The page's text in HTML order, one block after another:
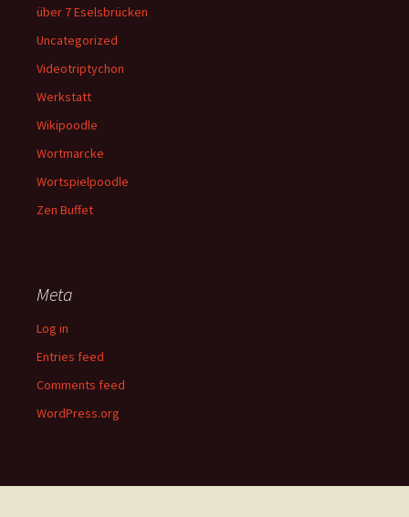
über 7 Eselsbrücken
Uncategorized
Videotriptychon
Werkstatt
Wikipoodle
Wortmarcke
Wortspielpoodle
Zen Buffet
Meta
Log in
Entries feed
Comments feed
WordPress.org